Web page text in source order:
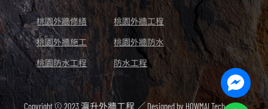
桃園外牆修繕 桃園外牆工程
桃園外牆施工 桃園外牆防水
桃園防水工程 防水工程
Copyright © 2023 瀛升外牆工程 ／ Designed by HOWMAI Tech.